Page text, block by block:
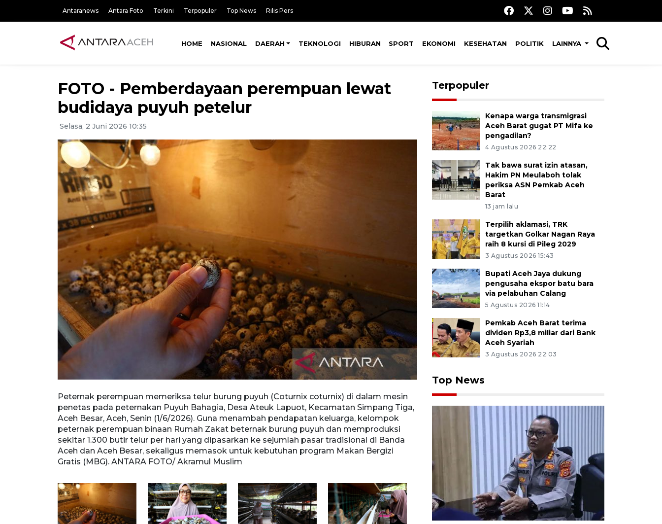
Antaranews Antara Foto Terkini Terpopuler Top News Rilis Pers
HOME NASIONAL DAERAH TEKNOLOGI HIBURAN SPORT EKONOMI KESEHATAN POLITIK LAINNYA
FOTO - Pemberdayaan perempuan lewat
budidaya puyuh petelur
Selasa, 2 Juni 2026 10:35
Peternak perempuan memeriksa telur burung puyuh (Coturnix coturnix) di dalam mesin
penetas pada peternakan Puyuh Bahagia, Desa Ateuk Lapuot, Kecamatan Simpang Tiga,
Aceh Besar, Aceh, Senin (1/6/2026). Guna menambah pendapatan keluarga, kelompok
peternak perempuan binaan Rumah Zakat beternak burung puyuh dan memproduksi
sekitar 1.300 butir telur per hari yang dipasarkan ke sejumlah pasar tradisional di Banda
Aceh dan Aceh Besar, sekaligus memasok untuk kebutuhan program Makan Bergizi
Gratis (MBG). ANTARA FOTO/ Akramul Muslim
Peternak perempuan menunjukkan hasil panen telur
peternakan Puyuh Bahagia, Desa Ateuk Lapuot, Kecamatan
Aceh, Senin (1/6/2026). Guna menambah pendapatan
perempuan binaan Rumah Zakat beternak burung puyuh
butir telur per hari yang dipasarkan ke sejumlah pasar
Besar, sekaligus memasok untuk kebutuhan program
ANTARA FOTO/ Akramul Muslim
Terpopuler
Kenapa warga transmigrasi
Aceh Barat gugat PT Mifa ke
pengadilan?
4 Agustus 2026 22:22
Tak bawa surat izin atasan,
Hakim PN Meulaboh tolak
periksa ASN Pemkab Aceh
Barat
13 jam lalu
Terpilih aklamasi, TRK
targetkan Golkar Nagan Raya
raih 8 kursi di Pileg 2029
3 Agustus 2026 15:43
Bupati Aceh Jaya dukung
pengusaha ekspor batu bara
via pelabuhan Calang
5 Agustus 2026 11:14
Pemkab Aceh Barat terima
dividen Rp3,8 miliar dari Bank
Aceh Syariah
3 Agustus 2026 22:03
Top News